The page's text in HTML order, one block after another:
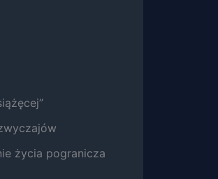
życia pogranicza